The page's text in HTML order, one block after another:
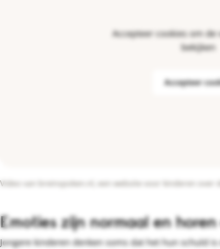
Accepteer cookies om
bekijken
Accepteer
Video van breinspoken.nl, een website voor kinderen over
Emoties zijn normaal en
Jongere kinderen denken soms dat het hun schuld